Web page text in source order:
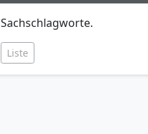
Sachschlagworte.
Liste